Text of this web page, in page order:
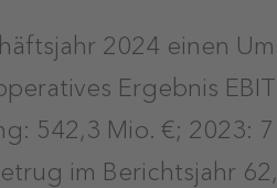
2024 einen
Ergebnis
542,3 Mio. €; 2023:
im Berichtsjahr